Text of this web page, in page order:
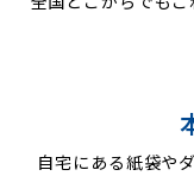
自宅にある紙袋や